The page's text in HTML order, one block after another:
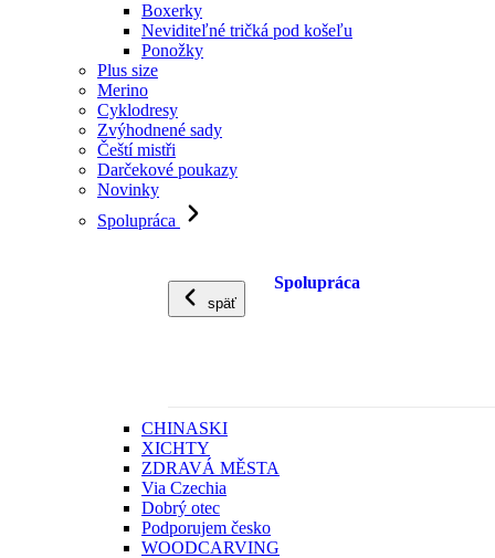
Boxerky
Neviditeľné tričká pod košeľu
Ponožky
Plus size
Merino
Cyklodresy
Zvýhodnené sady
Čeští mistři
Darčekové poukazy
Novinky
Spolupráca
späť
Spolupráca
CHINASKI
XICHTY
ZDRAVÁ MĚSTA
Via Czechia
Dobrý otec
Podporujem česko
WOODCARVING